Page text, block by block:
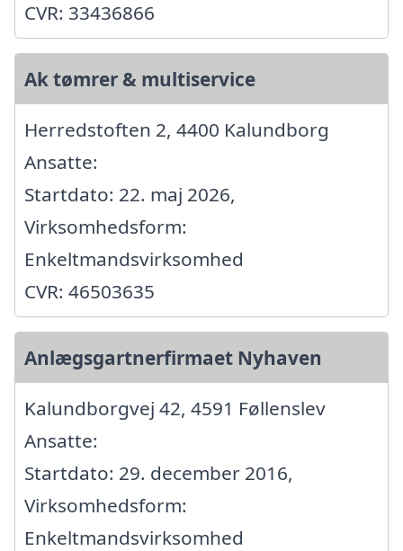
CVR: 33436866
Ak tømrer & multiservice
Herredstoften 2, 4400 Kalundborg
Ansatte:
Startdato: 22. maj 2026,
Virksomhedsform:
Enkeltmandsvirksomhed
CVR: 46503635
Anlægsgartnerfirmaet Nyhaven
Kalundborgvej 42, 4591 Føllenslev
Ansatte:
Startdato: 29. december 2016,
Virksomhedsform:
Enkeltmandsvirksomhed